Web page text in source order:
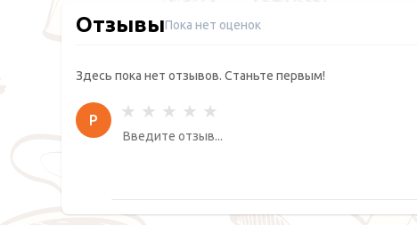
ОтзывыПока нет оценок
Здесь пока нет отзывов. Станьте первым!
Р